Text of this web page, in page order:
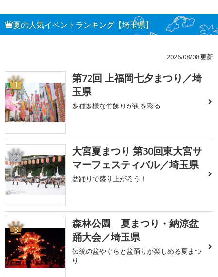
夏の人気イベントランキング【埼玉県】
2026/08/08 更新
1
第72回 上福岡七夕まつり／埼
玉県
多種多様な竹飾りが街を彩る
2
大宮夏まつり 第30回東大宮サ
マーフェスティバル／埼玉県
盆踊りで盛り上がろう！
3
森林公園 夏まつり・納涼盆
踊大会／埼玉県
伝統の盆やぐらと盆踊りが楽しめる夏まつ
り